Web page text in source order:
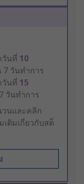
วันที่ 10
วันทำการ
วันที่ 15
วันทำการ
วนและคลิก
เติมเกี่ยวกับสต็